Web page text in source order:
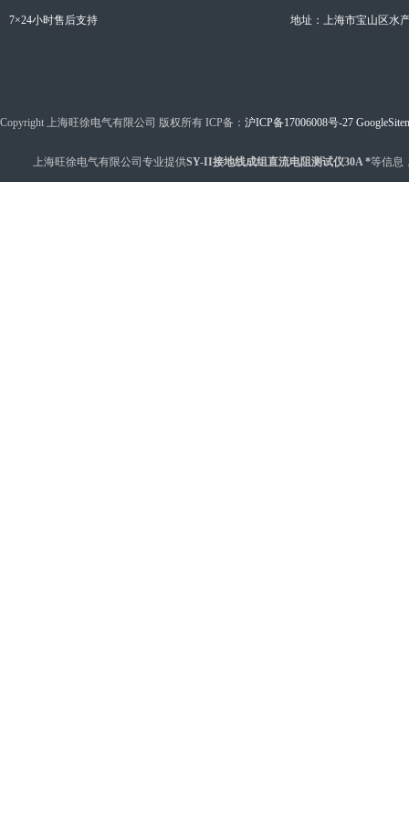
7×24小时售后支持 地址：上海市宝山区水
Copyright 上海旺徐电气有限公司 版权所有 ICP备： 沪ICP备17006008号-27
上海旺徐电气有限公司专业提供SY-II接地线成组直流电阻测试仪30A *等信息